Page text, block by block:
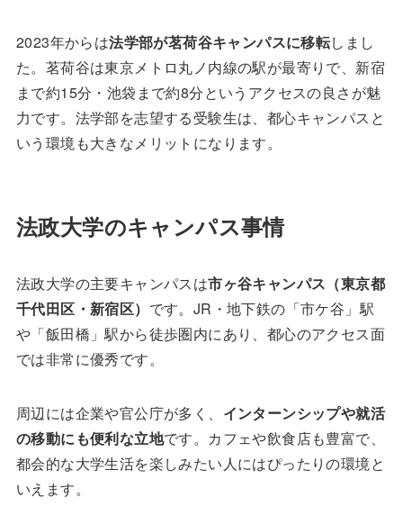
2023年からは法学部が茗荷谷キャンパスに移転しまし
た。茗荷谷は東京メトロ丸ノ内線の駅が最寄りで、新宿
まで約15分・池袋まで約8分というアクセスの良さが魅
力です。法学部を志望する受験生は、都心キャンパスと
いう環境も大きなメリットになります。
法政大学のキャンパス事情
法政大学の主要キャンパスは市ヶ谷キャンパス（東京都
千代田区・新宿区） です。JR・地下鉄の「市ケ谷」駅
や「飯田橋」駅から徒歩圏内にあり、都心のアクセス面
では非常に優秀です。
周辺には企業や官公庁が多く、 インターンシップや就活
の移動にも便利な立地です。カフェや飲食店も豊富で、
都会的な大学生活を楽しみたい人にはぴったりの環境と
いえます。